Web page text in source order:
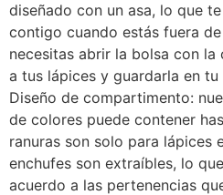
diseñado con un asa, lo que
contigo cuando estás fuera
necesitas abrir la bolsa con la
a tus lápices y guardarla en
Diseño de compartimento:
de colores puede contener
ranuras son solo para lápices
enchufes son extraíbles, lo
acuerdo a las pertenencias